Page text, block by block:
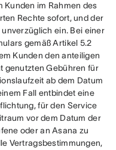
Kunden im Rahmen des
Rechte sofort, und der
ein. Bei einer
gemäß Artikel 5.2
Kunden den anteiligen
genutzten Gebühren für
ab dem Datum
Fall entbindet eine
für den Service
vor dem Datum der
oder an Asana zu
Vertragsbestimmungen,